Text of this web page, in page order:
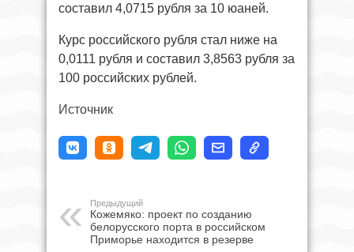
составил 4,0715 рубля за 10 юаней.
Курс российского рубля стал ниже на
0,0111 рубля и составил 3,8563 рубля за
100 российских рублей.
Источник
Предыдущий
Кожемяко: проект по созданию
белорусского порта в российском
Приморье находится в резерве